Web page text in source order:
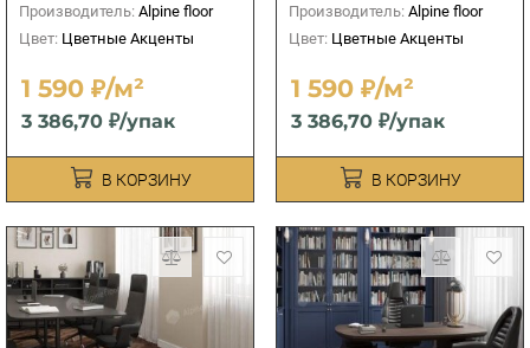
Производитель: Alpine floor
Цвет: Цветные Акценты
1 590 ₽/м²
3 386,70 ₽/упак
В КОРЗИНУ
Производитель: Alpine floor
Цвет: Цветные Акценты
1 590 ₽/м²
3 386,70 ₽/упак
В КОРЗИНУ